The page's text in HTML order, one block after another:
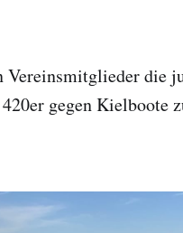
Vereinsmitglieder die
gegen Kielboote